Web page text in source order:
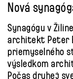
Nová
Synagógu v
architekt Peter
priemyselného
výsledkom
Počas druhej